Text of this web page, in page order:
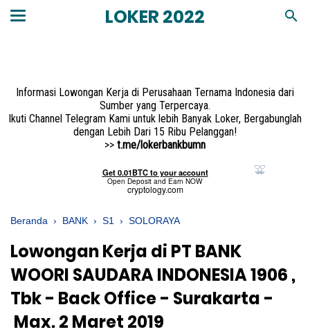
LOKER 2022
Informasi Lowongan Kerja di Perusahaan Ternama Indonesia dari
Sumber yang Terpercaya.
Ikuti Channel Telegram Kami untuk lebih Banyak Loker, Bergabunglah
dengan Lebih Dari 15 Ribu Pelanggan!
>> t.me/lokerbankbumn
Beranda › BANK › S1 › SOLORAYA
Lowongan Kerja di PT BANK
WOORI SAUDARA INDONESIA 1906 ,
Tbk - Back Office - Surakarta -
Max. 2 Maret 2019